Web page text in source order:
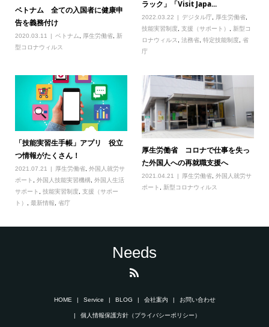
ベトナム 全ての入国者に健康申
告を義務付け
2020.03.11 ベトナム 厚生労働省,
新
型コロナウィルス
ラック」「Visit Japa...
2022.03.22 デジタル庁 厚生労働省
技能実習制度 ,支援（サポート）
新型コ
ロナウィルス
,法務省 ,特定技能制度 ,省
庁
「技能実習生手帳」アプリ 役立
つ情報がたくさん！
2021.07.21 厚生労働省, 外国人就労サ
ポート
外国人技能実習機構
外国人生活
サポート
技能実習制度, 支援（サポー
ト）
最新情報 省庁
厚生労働省 コロナで仕事を失っ
た外国人への再就職支援へ
2021.04.21 厚生労働省 ,外国人就労サ
ポート
新型コロナウィルス
Needs
HOME Service BLOG 会社案内 お問い合わせ
個人情報保護方針（プライバシーポリシー）